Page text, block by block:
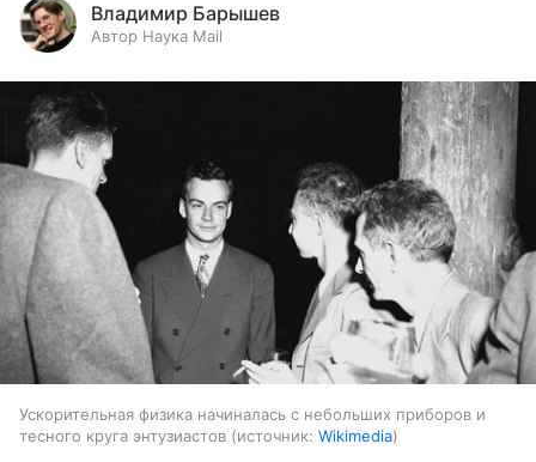
Владимир Барышев
Автор Наука Mail
Ускорительная физика начиналась с небольших приборов и
тесного круга энтузиастов
источник: Wikimedia